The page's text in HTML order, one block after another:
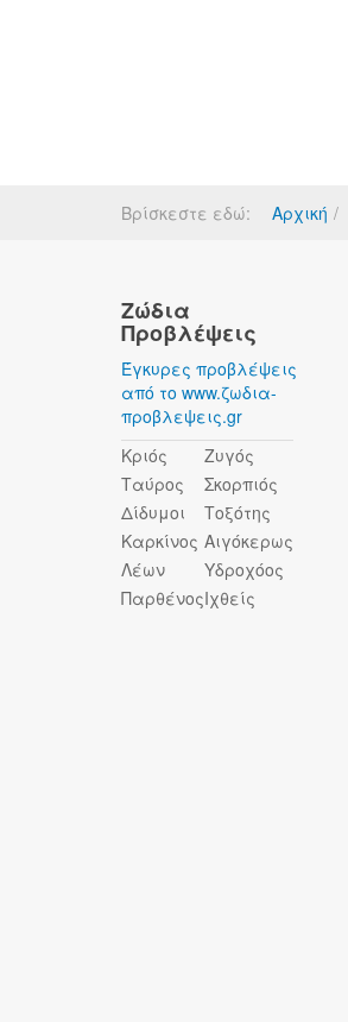
Βρίσκεστε εδώ: Αρχική
Ζώδια
Προβλέψεις
Έγκυρες προβλέψεις
από το www.ζωδια-
προβλεψεις.gr
Κριός
Ταύρος
Δίδυμοι
Καρκίνος
Λέων
Παρθένος
Ζυγός
Σκορπιός
Τοξότης
Αιγόκερως
Υδροχόος
Ιχθείς